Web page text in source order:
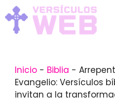
Skip
to
content
Inicio - Biblia -
Evangelio: Versículos
invitan a la